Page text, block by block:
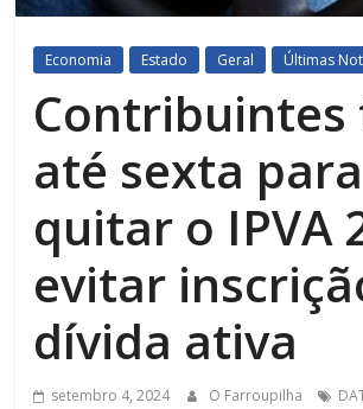
Economia Estado Geral Últimas
Contribuintes
até sexta para
quitar o IPVA
evitar
dívida ativa
setembro 4, 2024 O Farroupilha